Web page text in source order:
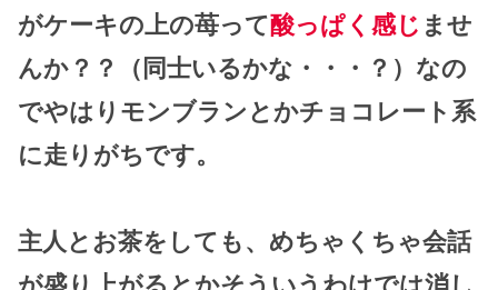
がケーキの上の苺って酸っぱく感じ ませ
んか？？（同士いるかな・・・？）なの
でやはりモンブランとかチョコレート系
に走りがちです。
主人とお茶をしても、めちゃくちゃ会話